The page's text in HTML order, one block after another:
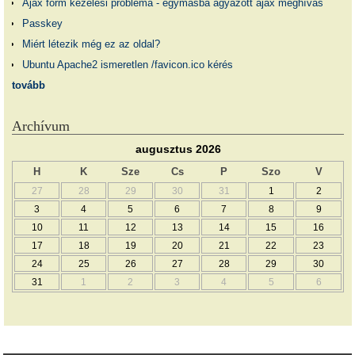
Ajax form kezelési probléma - egymásba ágyazott ajax meghívás
Passkey
Miért létezik még ez az oldal?
Ubuntu Apache2 ismeretlen /favicon.ico kérés
tovább
Archívum
augusztus 2026
H K Sze Cs P Szo V
27 28 29 30 31 1
2
3
4 5 6 7 8
9
10
11 12 13 14 15
16
17
18 19 20 21 22
23
24
25 26 27 28 29
30
31
1 2 3 4 5 6